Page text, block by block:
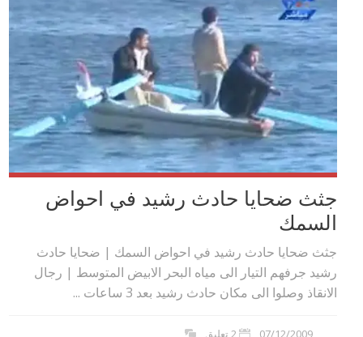
جثث ضحايا حادث رشيد في احواض
السمك
جثث ضحايا حادث رشيد في احواض السمك | ضحايا حادث
رشيد جرفهم التيار الى مياه البحر الابيض المتوسط | رجال
الانقاذ وصلوا الى مكان حادث رشيد بعد 3 ساعات ...
07/12/2009 2 تعليق